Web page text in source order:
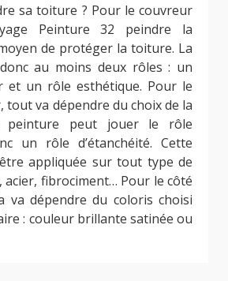
sa toiture ? Pour le couvreur
Peinture 32 peindre la
de protéger la toiture. La
au moins deux rôles : un
et un rôle esthétique. Pour le
va dépendre du choix de la
peinture peut jouer le rôle
un rôle d’étanchéité. Cette
appliquée sur tout type de
acier, fibrociment… Pour le côté
va dépendre du coloris choisi
: couleur brillante satinée ou